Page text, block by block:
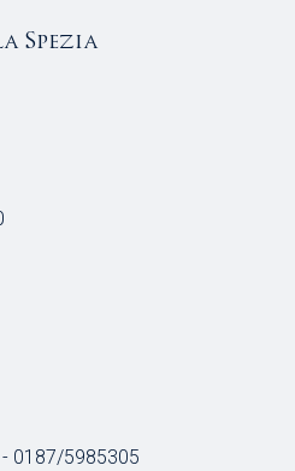
Spezia
0187/5985305